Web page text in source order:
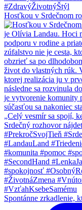
Hosťkou v Srdečnom
Spontánne zrkadlenie,